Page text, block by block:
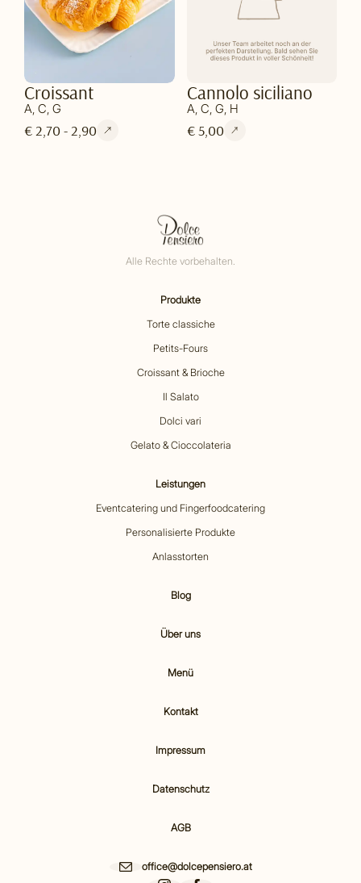
Croissant
A, C, G
€ 2,70 - 2,90
Cannolo siciliano
A, C, G, H
€ 5,00
Alle Rechte vorbehalten.
Produkte
Torte classiche
Petits-Fours
Croissant & Brioche
Il Salato
Dolci vari
Gelato & Cioccolateria
Leistungen
Eventcatering und Fingerfoodcatering
Personalisierte Produkte
Anlasstorten
Blog
Über uns
Menü
Kontakt
Impressum
Datenschutz
AGB
office@dolcepensiero.at